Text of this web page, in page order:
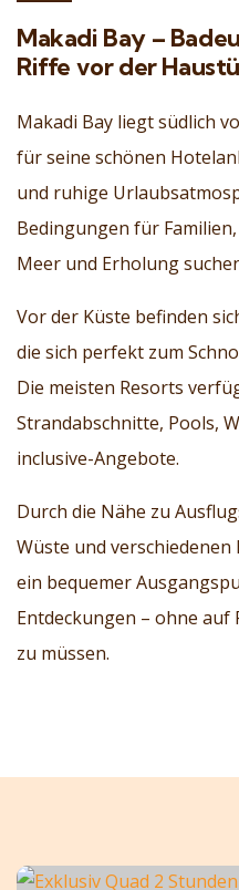
Makadi Bay –
Riffe vor der
Makadi Bay liegt südlich
für seine schönen
und ruhige
Bedingungen für
Meer und Erholung
Vor der Küste befinden
die sich perfekt zum
Die meisten Resorts
Strandabschnitte, Pools,
inclusive-Angebote.
Durch die Nähe zu
Wüste und
ein bequemer
Entdeckungen – ohne
zu müssen.